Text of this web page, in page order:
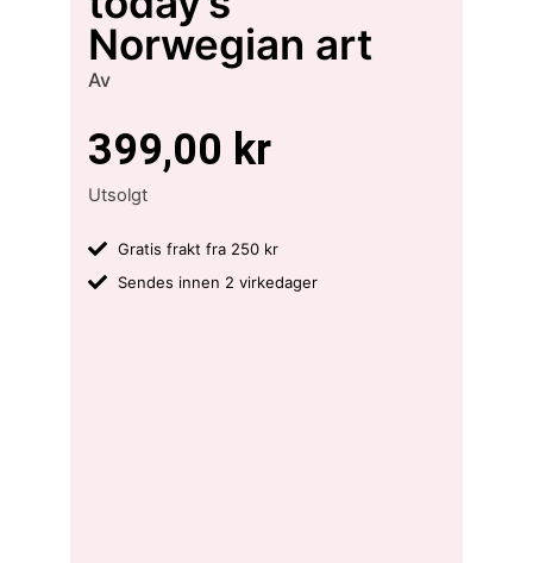
Norwegian art
Av
399,00 kr
Utsolgt
Gratis frakt fra 250 kr
Sendes innen 2 virkedager